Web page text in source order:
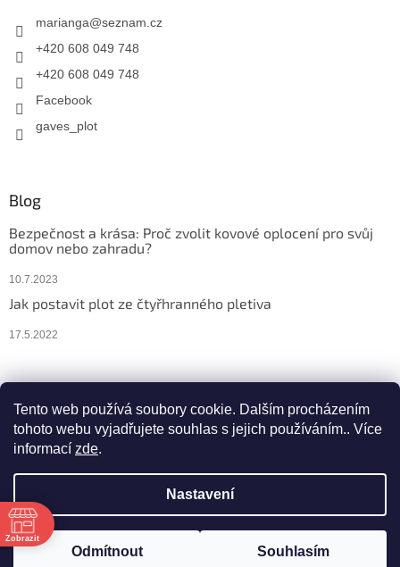
Tento web používá soubory cookie. Dalším procházením
tohoto webu vyjadřujete souhlas s jejich používáním.. Více
informací zde.
Nastavení
Odmítnout Souhlasím
marianga@seznam.cz
+420 608 049 748
+420 608 049 748
Facebook
gaves_plot
Blog
Bezpečnost a krása: Proč zvolit kovové oplocení pro svůj
domov nebo zahradu?
10.7.2023
Jak postavit plot ze čtyřhranného pletiva
17.5.2022
Copyright 2026 . Všechna práva vyhrazena.
Zobrazit